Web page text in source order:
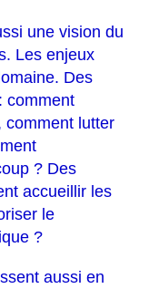
une vision du
Les enjeux
Des
comment
comment lutter
? Des
accueillir les
le
?
aussi en